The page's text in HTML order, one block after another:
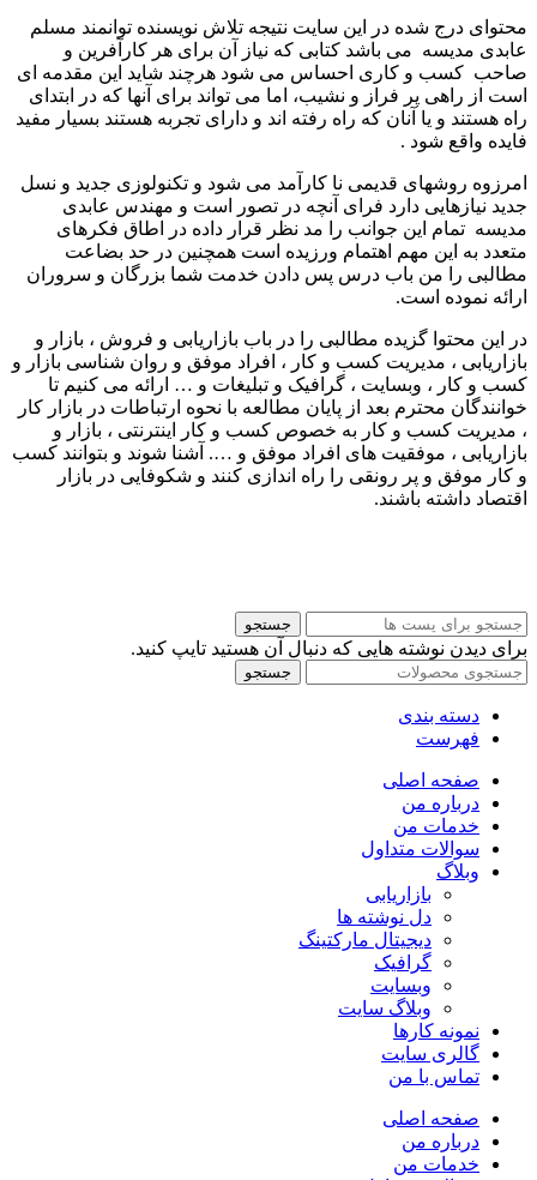
محتوای درج شده در این سایت نتیجه تلاش نویسنده توانمند مسلم
عابدی مدیسه می باشد کتابی که نیاز آن برای هر کارآفرین و
صاحب کسب و کاری احساس می شود هرچند شاید این مقدمه ای
است از راهی پر فراز و نشیب، اما می تواند برای آنها که در ابتدای
راه هستند و یا آنان که راه رفته اند و دارای تجربه هستند بسیار مفید
فایده واقع شود .
امرزوه روشهای قدیمی نا کارآمد می شود و تکنولوزی جدید و نسل
جدید نیازهایی دارد فرای آنچه در تصور است و مهندس عابدی
مدیسه تمام این جوانب را مد نظر قرار داده در اطاق فکرهای
متعدد به این مهم اهتمام ورزیده است همچنین در حد بضاعت
مطالبی را من باب درس پس دادن خدمت شما بزرگان و سروران
ارائه نموده است.
در این محتوا گزیده مطالبی را در باب بازاریابی و فروش ، بازار و
بازاریابی ، مدیریت کسب و کار ، افراد موفق و روان شناسی بازار و
کسب و کار ، وبسایت ، گرافیک و تبلیغات و … ارائه می کنیم تا
خوانندگان محترم بعد از پایان مطالعه با نحوه ارتباطات در بازار کار
، مدیریت کسب و کار به خصوص کسب و کار اینترنتی ، بازار و
بازاریابی ، موفقیت های افراد موفق و …. آشنا شوند و بتوانند کسب
و کار موفق و پر رونقی را راه اندازی کنند و شکوفایی در بازار
اقتصاد داشته باشند.
جستجو
برای دیدن نوشته هایی که دنبال آن هستید تایپ کنید.
جستجو
دسته بندی
فهرست
صفحه اصلی
درباره من
خدمات من
سوالات متداول
وبلاگ
بازاریابی
دل نوشته ها
دیجیتال مارکتینگ
گرافیک
وبسایت
وبلاگ سایت
نمونه کارها
گالری سایت
تماس با من
صفحه اصلی
درباره من
خدمات من